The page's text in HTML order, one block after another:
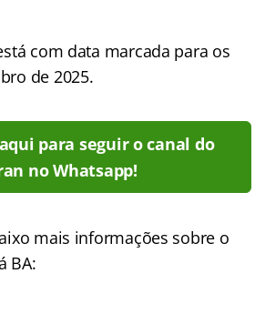
com data marcada para os
de 2025.
para seguir o canal do
no Whatsapp!
mais informações sobre o
BA: